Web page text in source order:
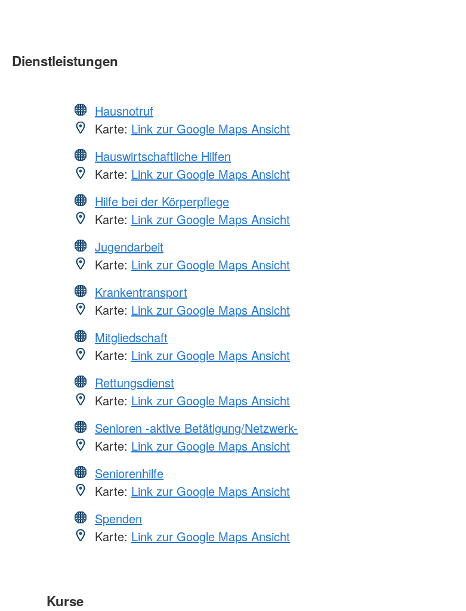
Dienstleistungen
Hausnotruf
Karte: Link zur Google Maps Ansicht
Hauswirtschaftliche Hilfen
Karte: Link zur Google Maps Ansicht
Hilfe bei der Körperpflege
Karte: Link zur Google Maps Ansicht
Jugendarbeit
Karte: Link zur Google Maps Ansicht
Krankentransport
Karte: Link zur Google Maps Ansicht
Mitgliedschaft
Karte: Link zur Google Maps Ansicht
Rettungsdienst
Karte: Link zur Google Maps Ansicht
Senioren -aktive Betätigung/Netzwerk-
Karte: Link zur Google Maps Ansicht
Seniorenhilfe
Karte: Link zur Google Maps Ansicht
Spenden
Karte: Link zur Google Maps Ansicht
Kurse